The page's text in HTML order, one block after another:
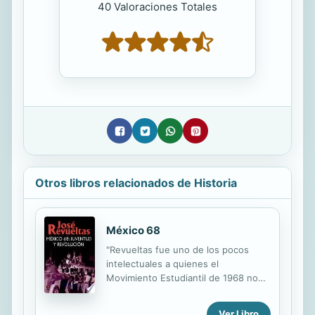
40 Valoraciones Totales
Otros libros relacionados de Historia
México 68
"Revueltas fue uno de los pocos
intelectuales a quienes el
Movimiento Estudiantil de 1968 no
desde la primera hora, en la misma